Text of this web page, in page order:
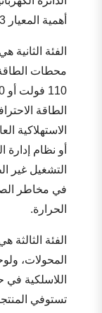
أهمية المعيار UN38.3 .
الفئة الثانية هي
محطات الطاقة
الطاقة
الاستهلاكية
أو نظام إدارة
التشغيل غير
في مخاطر
الحرارة.
الفئة الثالثة
المحولات،
اللاسلكية
تستوفي